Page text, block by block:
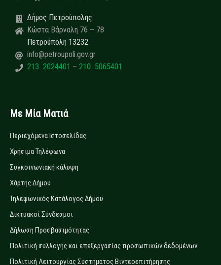
Δήμος Πετρούπολης
Κώστα Βάρναλη 76 – 78
Πετρούπολη 13232
info@petroupoli.gov.gr
213 2024401 – 210 5065401
Με Μία Ματιά
Περιεχόμενα Ιστοσελίδας
Χρήσιμα Τηλέφωνα
Συγκοινωνιακή κάλυψη
Χάρτης Δήμου
Τηλεφωνικός Κατάλογος Δήμου
Δικτυακοί Σύνδεσμοι
Δήλωση Προσβασιμότητας
Πολιτική συλλογής και επεξεργασίας προσωπικών δεδομένων
Πολιτική Λειτουργίας Συστήματος Βιντεοεπιτήρησης